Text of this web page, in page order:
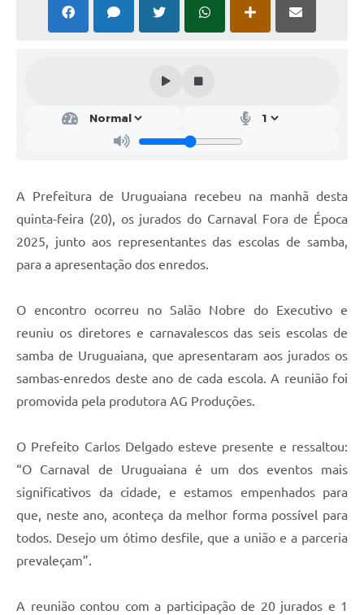
ITBI Online
SIM - Serviço de Inspeção Municipal
Vigilância Sanitária
COPIR - Coordenadoria de Promoção de Igualdade Racial
Contratos
Obras
Galeria de Vídeos
Contas Públicas
Links
Telefones Úteis
A Prefeitura de Uruguaiana recebeu na manhã desta
quinta-feira (20), os jurados do Carnaval Fora de Época
2025, junto aos representantes das escolas de samba,
para a apresentação dos enredos.
O encontro ocorreu no Salão Nobre do Executivo e
reuniu os diretores e carnavalescos das seis escolas de
samba de Uruguaiana, que apresentaram aos jurados os
sambas-enredos deste ano de cada escola. A reunião foi
promovida pela produtora AG Produções.
O Prefeito Carlos Delgado esteve presente e ressaltou:
“O Carnaval de Uruguaiana é um dos eventos mais
significativos da cidade, e estamos empenhados para
que, neste ano, aconteça da melhor forma possível para
todos. Desejo um ótimo desfile, que a união e a parceria
prevaleçam”.
A reunião contou com a participação de 20 jurados e 1